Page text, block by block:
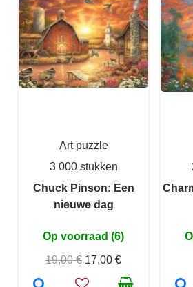
Art puzzle
3 000 stukken
Chuck Pinson: Een
nieuwe dag
Op voorraad (6)
19,00 € 17,00 €